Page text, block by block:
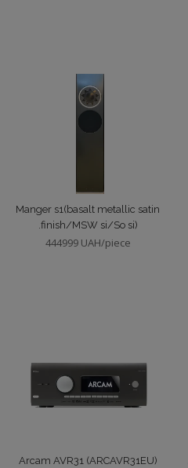
Manger s1(basalt metallic satin
.finish/MSW si/So si)
444999 UAH/piece
Arcam AVR31 (ARCAVR31EU)